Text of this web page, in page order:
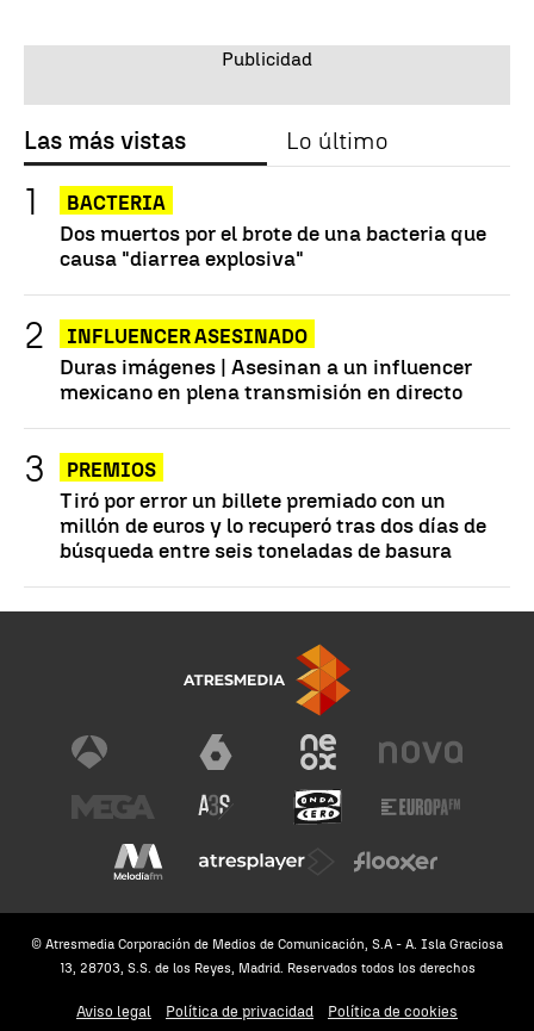
Las más vistas Lo último
BACTERIA
Dos muertos por el brote de una bacteria que
causa "diarrea explosiva"
INFLUENCER ASESINADO
Duras imágenes | Asesinan a un influencer
mexicano en plena transmisión en directo
PREMIOS
Tiró por error un billete premiado con un
millón de euros y lo recuperó tras dos días de
búsqueda entre seis toneladas de basura
© Atresmedia Corporación de Medios de Comunicación, S.A - A. Isla Graciosa
13, 28703, S.S. de los Reyes, Madrid. Reservados todos los derechos
Aviso legal Política de privacidad Política de cookies